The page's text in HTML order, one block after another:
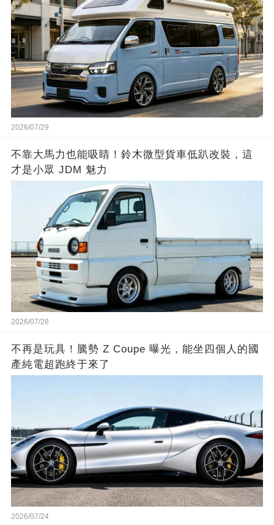
2026/07/29
不靠大馬力也能吸睛！鈴木微型貨車低趴改裝，這
才是小眾 JDM 魅力
2026/07/28
不再是玩具！騰勢 Z Coupe 曝光，能坐四個人的國
產純電超跑終于來了
2026/07/24